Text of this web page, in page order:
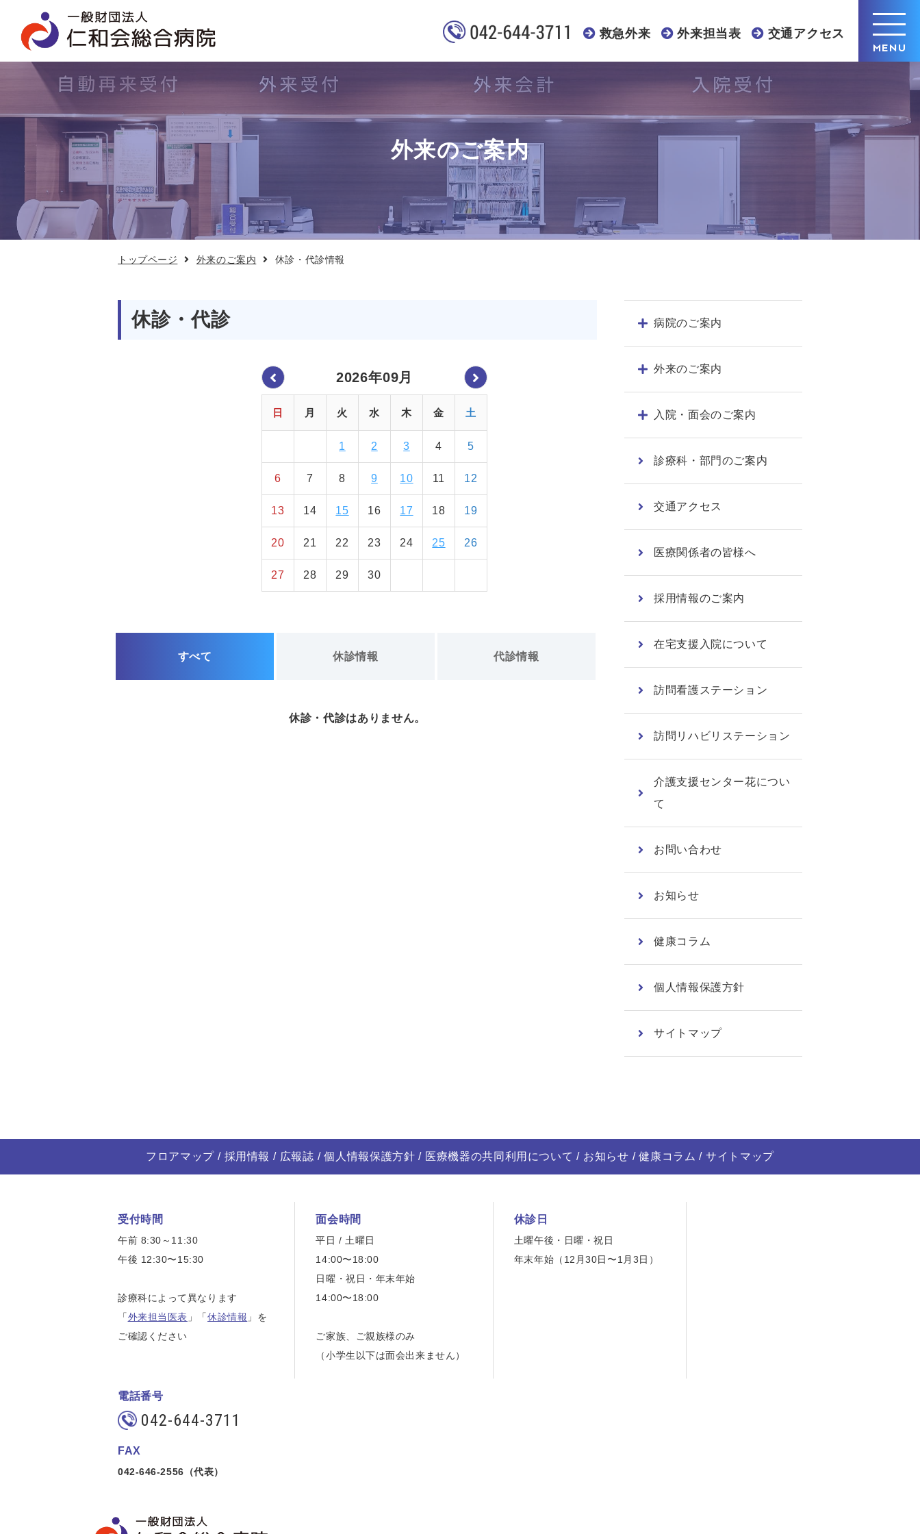
情
救急外来 外来担当表 交通アクセス
MENU
外来のご案内
トップページ 外来のご案内 休診・代診情報
休診・代診
2026年09月
日 月 火 水 木 金 土
1 2 3 4 5
6 7 8 9 10 11 12
13 14 15 16 17 18 19
20 21 22 23 24 25 26
27 28 29 30
すべて 休診情報 代診情報
休診・代診はありません。
病院のご案内
外来のご案内
入院・面会のご案内
診療科・部門のご案内
交通アクセス
医療関係者の皆様へ
採用情報のご案内
在宅支援入院について
訪問看護ステーション
訪問リハビリステーション
介護支援センター花につい
て
お問い合わせ
お知らせ
健康コラム
個人情報保護方針
サイトマップ
フロアマップ 採用情報 広報誌 個人情報保護方針 医療機器の共同利用について お知らせ 健康コラム サイトマップ
受付時間
午前 8:30～11:30
午後 12:30〜15:30
診療科によって異なります
「外来担当医表 」「休診情報 」を
ご確認ください
面会時間
平日 / 土曜日
14:00〜18:00
日曜・祝日・年末年始
14:00〜18:00
ご家族、ご親族様のみ
（小学生以下は面会出来ません）
休診日
土曜午後・日曜・祝日
年末年始（12月30日〜1月3日）
電話番号
042-644-3711
FAX
042-646-2556（代表）